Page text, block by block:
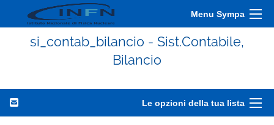
Menu Sympa
si_contab_bilancio - Sist.Contabile,
Bilancio
Le opzioni della tua lista